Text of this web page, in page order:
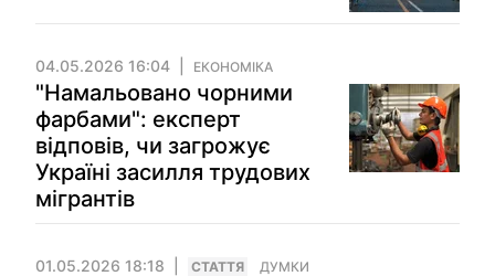
04.05.2026 16:04 ЕКОНОМІКА
"Намальовано чорними
фарбами": експерт
відповів, чи загрожує
Україні засилля трудових
мігрантів
01.05.2026 18:18 СТАТТЯ ДУМКИ